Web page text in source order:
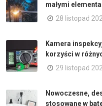
małymi
28 listopad
Kamera
korzyści w
29 listopad
Nowoczesne,
stosowane w